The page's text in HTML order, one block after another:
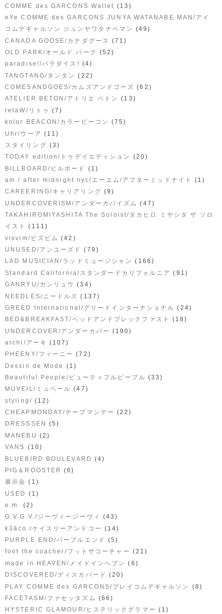
COMME des GARCONS Wallet (13)
eYe COMME des GARCONS JUNYA WATANABE MAN/アイ
コムデギャルソン ジュンヤワタナベマン (49)
CANADA GOOSE/カナダグース (71)
OLD PARK/オールド パーク
(52)
paradise!/パラダイス! (4)
TANGTANG/タンタン (22)
COMESANDGOES/カムズアンドゴーズ (62)
ATELIER BETON/アトリエ ベトン (13)
retaW/リトゥ
(7)
kolor BEACON/カラービーコン (75)
Uhr/ウーア (11)
スタイリング (3)
TODAY edition/トゥデイエディション
(20)
BILLBOARD/ビルボード
(1)
am / after midnight nyc/エーエム/アフターミッドナイト
(1)
CAREERING/キャリアリング (9)
UNDERCOVERISM/アンダーカバイズム (47)
TAKAHIROMIYASHITA The Soloist/タカヒロ ミヤシタ ザ ソロ
イスト
(111)
visvim/ビズビム (42)
UNUSED/アンユーズド (79)
LAD MUSICIAN/ラッドミュージシャン (166)
Standard California/スタンダードカリフォルニア (91)
GANRYU/ガンリュウ (34)
NEEDLES/ニードルズ (137)
GREED International/グリードインターナショナル (24)
BED&BREAKFAST/ベッドアンドブレックファスト
(18)
UNDERCOVER/アンダーカバー (190)
archi/アーキ (107)
PHEENY/フィーニー (72)
Dessin de Mode
(1)
Beautiful People/ビューティフルピープル (33)
MUVEIL/ミュベール (47)
styling/ (12)
CHEAPMONDAY/チープマンデー (22)
DRESSSEN (5)
MANEBU (2)
VANS (10)
BLUEBIRD BOULEVARD (4)
PIG＆ROOSTER (6)
展示会 (1)
USED
(1)
e.m. (2)
G.V.G.V./ジーヴィージーヴィ
(43)
k3&co./ケイスリーアンドコー (14)
PURPLE END/パープルエンド (5)
foot the coacher/フットザコーチャー (21)
made in HEAVEN/メイドインへブン (6)
DISCOVERED/ディスカバード (20)
PLAY COMME des GARCONS/プレイコムデギャルソン
(8)
FACETASM/ファセッタズム (66)
HYSTERIC GLAMOUR/ヒステリックグラマー (1)